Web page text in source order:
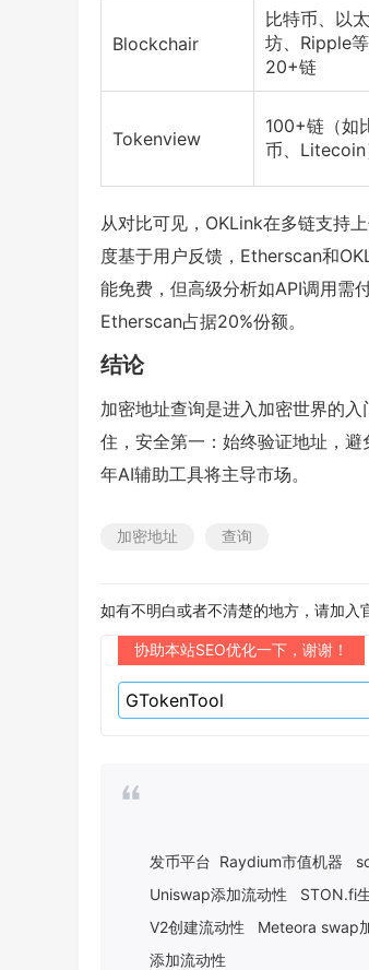
Blockchair
比特币、以太
坊、Ripple等
20+链
Tokenview
100+链（如
币、Litecoin
从对比可见，OKLink在多链支持
度基于用户反馈，Etherscan和
能免费，但高级分析如API调用需
Etherscan占据20%份额。
结论
加密地址查询是进入加密世界的
住，安全第一：始终验证地址，
年AI辅助工具将主导市场。
加密地址 查询
如有不明白或者不清楚的地方，请加入
协助本站SEO优化一下，谢谢！
发币平台 Raydium市值机器
Uniswap添加流动性
STON.fi
V2创建流动性
Meteora swap
添加流动性